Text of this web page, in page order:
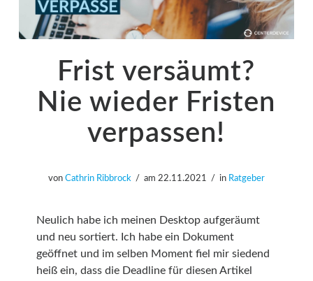
Frist versäumt?
Nie wieder Fristen
verpassen!
vonCathrin Ribbrock am 22.11.2021 in Ratgeber
Neulich habe ich meinen Desktop aufgeräumt
und neu sortiert. Ich habe ein Dokument
geöffnet und im selben Moment fiel mir siedend
heiß ein, dass die Deadline für diesen Artikel